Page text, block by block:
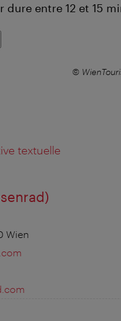
dure entre 12 et 15
©
textuelle
Wien